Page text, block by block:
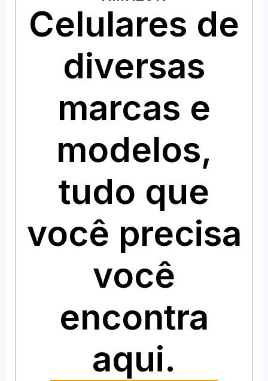
Celulares de
diversas
marcas e
modelos,
tudo que
você precisa
você
encontra
aqui.